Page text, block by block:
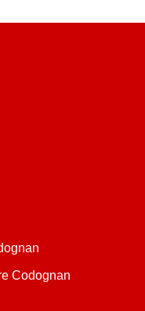
Codognan